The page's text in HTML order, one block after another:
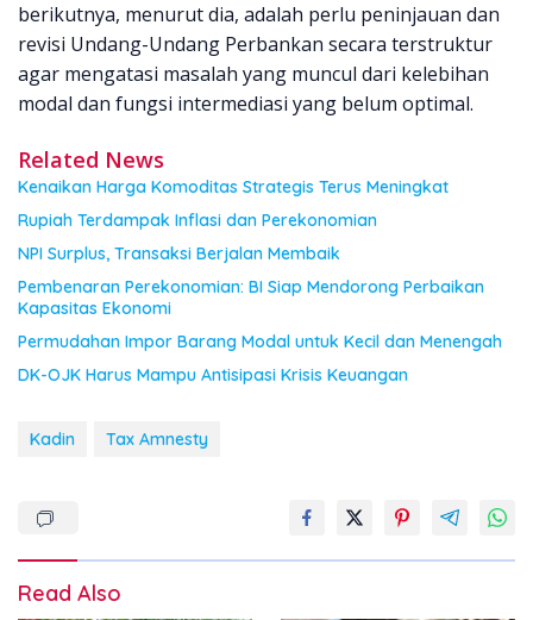
berikutnya, menurut dia, adalah perlu peninjauan dan
revisi Undang-Undang Perbankan secara terstruktur
agar mengatasi masalah yang muncul dari kelebihan
modal dan fungsi intermediasi yang belum optimal.
Related News
Kenaikan Harga Komoditas Strategis Terus Meningkat
Rupiah Terdampak Inflasi dan Perekonomian
NPI Surplus, Transaksi Berjalan Membaik
Pembenaran Perekonomian: BI Siap Mendorong Perbaikan
Kapasitas Ekonomi
Permudahan Impor Barang Modal untuk Kecil dan Menengah
DK-OJK Harus Mampu Antisipasi Krisis Keuangan
Kadin Tax Amnesty
Read Also